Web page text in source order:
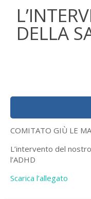
DELLA
COMITATO GIÙ LE
L’intervento del
l’ADHD
Scarica l’allegato